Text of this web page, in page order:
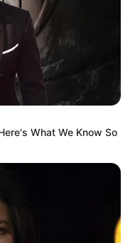
tomó un respiro en la
What We Know So